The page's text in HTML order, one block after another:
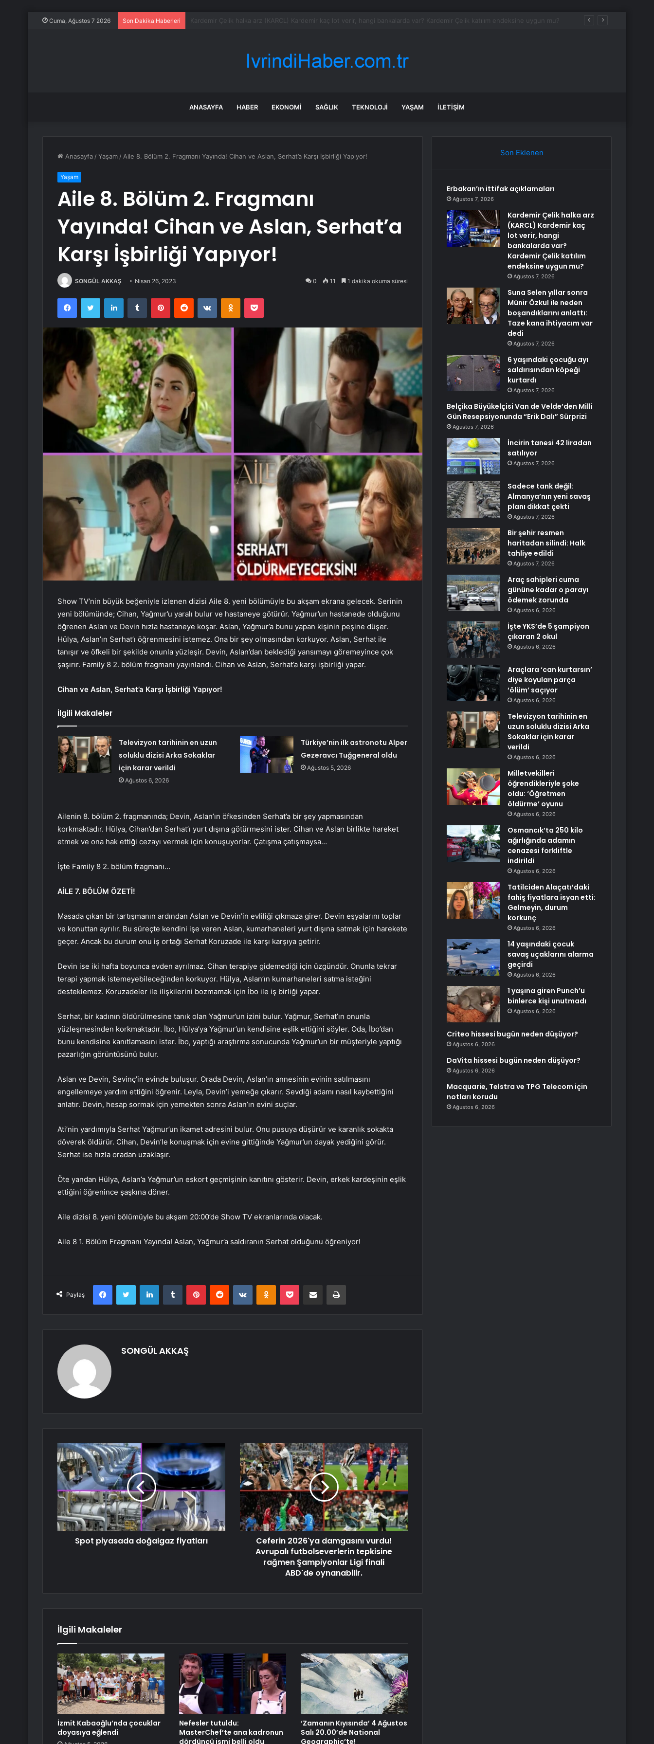
Cuma, Ağustos 7 2026 Son Dakika Haberleri Suna Selen yıllar sonra Münir Özkul ile neden boşandıklarını anlattı: Taze kana ihtiyacım var dedi
ANASAYFA HABER EKONOMI SAĞLIK TEKNOLOJI YAŞAM İLETIŞIM
Anasayfa /Yaşam / Aile 8. Bölüm 2. Fragmanı Yayında! Cihan ve Aslan, Serhat’a Karşı İşbirliği Yapıyor!
Yaşam
Aile 8. Bölüm 2. Fragmanı
Yayında! Cihan ve Aslan, Serhat’a
Karşı İşbirliği Yapıyor!
SONGÜL AKKAŞ Nisan 26, 2023 0 11 1 dakika okuma süresi
FacebookTwitter LinkedInTumblr PinterestReddit VKontakteOdnoklassniki
Pocket
Show TV’nin büyük beğeniyle izlenen dizisi Aile 8. yeni bölümüyle bu akşam ekrana gelecek. Serinin
yeni bölümünde; Cihan, Yağmur’u yaralı bulur ve hastaneye götürür. Yağmur’un hastanede olduğunu
öğrenen Aslan ve Devin hızla hastaneye koşar. Aslan, Yağmur’a bunu yapan kişinin peşine düşer.
Hülya, Aslan’ın Serhat’ı öğrenmesini istemez. Ona bir şey olmasından korkuyor. Aslan, Serhat ile
tanışır ve öfkeli bir şekilde onunla yüzleşir. Devin, Aslan’dan beklediği yansımayı göremeyince çok
şaşırır. Family 8 2. bölüm fragmanı yayınlandı. Cihan ve Aslan, Serhat’a karşı işbirliği yapar.
Cihan ve Aslan, Serhat’a Karşı İşbirliği Yapıyor!
İlgili Makaleler
Televizyon tarihinin en uzun
soluklu dizisi Arka Sokaklar
için karar verildi
Ağustos 6, 2026
Türkiye’nin ilk astronotu Alper
Gezeravcı Tuğgeneral oldu
Ağustos 5, 2026
Ailenin 8. bölüm 2. fragmanında; Devin, Aslan’ın öfkesinden Serhat’a bir şey yapmasından
korkmaktadır. Hülya, Cihan’dan Serhat’ı yurt dışına götürmesini ister. Cihan ve Aslan birlikte hareket
etmek ve ona hak ettiği cezayı vermek için konuşuyorlar. Çatışma çatışmaysa…
İşte Family 8 2. bölüm fragmanı…
AİLE 7. BÖLÜM ÖZETİ!
Masada çıkan bir tartışmanın ardından Aslan ve Devin’in evliliği çıkmaza girer. Devin eşyalarını toplar
ve konuttan ayrılır. Bu süreçte kendini işe veren Aslan, kumarhaneleri yurt dışına satmak için harekete
geçer. Ancak bu durum onu ​​iş ortağı Serhat Koruzade ile karşı karşıya getirir.
Devin ise iki hafta boyunca evden ayrılmaz. Cihan terapiye gidemediği için üzgündür. Onunla tekrar
terapi yapmak istemeyebileceğinden korkuyor. Hülya, Aslan’ın kumarhaneleri satma isteğini
desteklemez. Koruzadeler ile ilişkilerini bozmamak için İbo ile iş birliği yapar.
Serhat, bir kadının öldürülmesine tanık olan Yağmur’un izini bulur. Yağmur, Serhat’ın onunla
yüzleşmesinden korkmaktadır. İbo, Hülya’ya Yağmur’un kendisine eşlik ettiğini söyler. Oda, İbo’dan
bunu kendisine kanıtlamasını ister. İbo, yaptığı araştırma sonucunda Yağmur’un bir müşteriyle yaptığı
pazarlığın görüntüsünü bulur.
Aslan ve Devin, Sevinç’in evinde buluşur. Orada Devin, Aslan’ın annesinin evinin satılmasını
engellemeye yardım ettiğini öğrenir. Leyla, Devin’i yemeğe çıkarır. Sevdiği adamı nasıl kaybettiğini
anlatır. Devin, hesap sormak için yemekten sonra Aslan’ın evini suçlar.
Ati’nin yardımıyla Serhat Yağmur’un ikamet adresini bulur. Onu pusuya düşürür ve karanlık sokakta
döverek öldürür. Cihan, Devin’le konuşmak için evine gittiğinde Yağmur’un dayak yediğini görür.
Serhat ise hızla oradan uzaklaşır.
Öte yandan Hülya, Aslan’a Yağmur’un eskort geçmişinin kanıtını gösterir. Devin, erkek kardeşinin eşlik
ettiğini öğrenince şaşkına döner.
Aile dizisi 8. yeni bölümüyle bu akşam 20:00’de Show TV ekranlarında olacak.
Aile 8 1. Bölüm Fragmanı Yayında! Aslan, Yağmur’a saldıranın Serhat olduğunu öğreniyor!
Paylaş
FacebookTwitter LinkedInTumblr PinterestReddit VKontakteOdnoklassniki
Pocket E-Posta ile paylaş Yazdır
SONGÜL AKKAŞ
Spot piyasada doğalgaz fiyatları
Ceferin 2026'ya damgasını vurdu!
Avrupalı ​​futbolseverlerin tepkisine
rağmen Şampiyonlar Ligi finali
ABD'de oynanabilir.
İlgili Makaleler
İzmit Kabaoğlu’nda çocuklar
doyasıya eğlendi
Nefesler tutuldu:
MasterChef’te ana kadronun
dördüncü ismi belli oldu
‘Zamanın Kıyısında’ 4 Ağustos
Salı 20.00’de National
Geographic’te!
Son Eklenen
Erbakan’ın ittifak açıklamaları
Ağustos 7, 2026
Kardemir Çelik halka arz
(KARCL) Kardemir kaç
lot verir, hangi
bankalarda var?
Kardemir Çelik katılım
endeksine uygun mu?
Ağustos 7, 2026
Suna Selen yıllar sonra
Münir Özkul ile neden
boşandıklarını anlattı:
Taze kana ihtiyacım var
dedi
Ağustos 7, 2026
6 yaşındaki çocuğu ayı
saldırısından köpeği
kurtardı
Ağustos 7, 2026
Belçika Büyükelçisi Van de Velde’den Milli
Gün Resepsiyonunda “Erik Dalı” Sürprizi
Ağustos 7, 2026
İncirin tanesi 42 liradan
satılıyor
Ağustos 7, 2026
Sadece tank değil:
Almanya’nın yeni savaş
planı dikkat çekti
Ağustos 7, 2026
Bir şehir resmen
haritadan silindi: Halk
tahliye edildi
Ağustos 7, 2026
Araç sahipleri cuma
gününe kadar o parayı
ödemek zorunda
Ağustos 6, 2026
İşte YKS’de 5 şampiyon
çıkaran 2 okul
Ağustos 6, 2026
Araçlara ‘can kurtarsın’
diye koyulan parça
‘ölüm’ saçıyor
Ağustos 6, 2026
Televizyon tarihinin en
uzun soluklu dizisi Arka
Sokaklar için karar
verildi
Ağustos 6, 2026
Milletvekilleri
öğrendikleriyle şoke
oldu: ‘Öğretmen
öldürme’ oyunu
Ağustos 6, 2026
Osmancık’ta 250 kilo
ağırlığında adamın
cenazesi forkliftle
indirildi
Ağustos 6, 2026
Tatilciden Alaçatı’daki
fahiş fiyatlara isyan etti:
Gelmeyin, durum
korkunç
Ağustos 6, 2026
14 yaşındaki çocuk
savaş uçaklarını alarma
geçirdi
Ağustos 6, 2026
1 yaşına giren Punch’u
binlerce kişi unutmadı
Ağustos 6, 2026
Criteo hissesi bugün neden düşüyor?
Ağustos 6, 2026
DaVita hissesi bugün neden düşüyor?
Ağustos 6, 2026
Macquarie, Telstra ve TPG Telecom için
notları korudu
Ağustos 6, 2026